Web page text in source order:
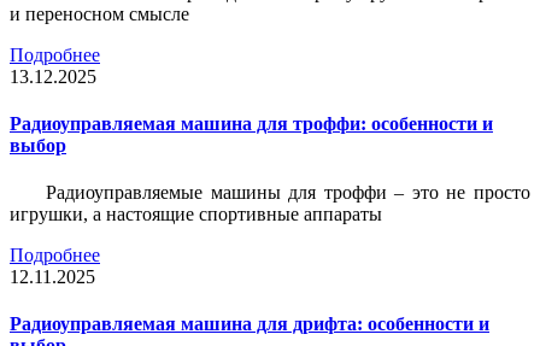
и переносном смысле
Подробнее
13.12.2025
Радиоуправляемая машина для троффи: особенности и
выбор
Радиоуправляемые машины для троффи – это не просто
игрушки, а настоящие спортивные аппараты
Подробнее
12.11.2025
Радиоуправляемая машина для дрифта: особенности и